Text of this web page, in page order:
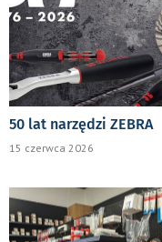
50 lat narzędzi ZEBRA
15 czerwca 2026